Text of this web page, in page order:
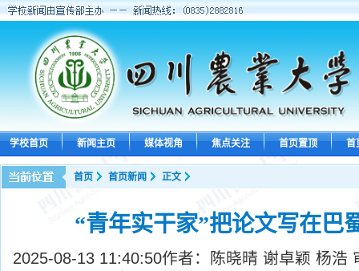
学校首页 新闻主页 媒体视角 焦点关注 首页置顶 首
首页 首页新闻 正文
“青年实干家”把论文写在巴
2025-08-13 11:40:50作者：陈晓晴 谢卓颖 杨浩